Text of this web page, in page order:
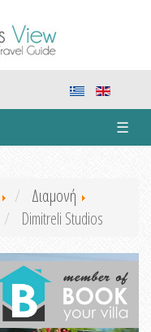
☰
Διαμονή
Dimitreli Studios